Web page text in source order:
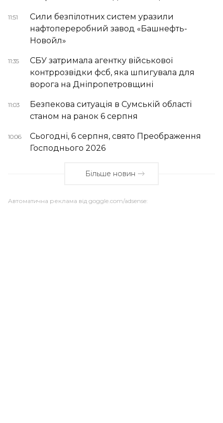
11:51
Сили безпілотних систем уразили
нафтопереробний завод «Башнефть-
Новойл»
11:35
СБУ затримала агентку військової
контррозвідки фсб, яка шпигувала для
ворога на Дніпропетровщині
11:03
Безпекова ситуація в Сумській області
станом на ранок 6 серпня
10:06
Сьогодні, 6 серпня, свято Преображення
Господнього 2026
Більше новин
Автоматична реклама від goggle.com/adsense: